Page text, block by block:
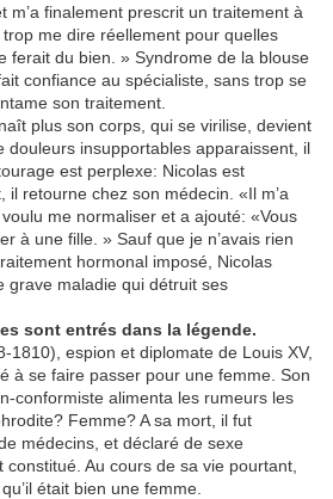
m’a finalement prescrit un traitement à
me dire réellement pour quelles
ferait du bien. » Syndrome de la blouse
confiance au spécialiste, sans trop se
son traitement.
plus son corps, qui se virilise, devient
douleurs insupportables apparaissent, il
est perplexe: Nicolas est
il retourne chez son médecin. «Il m’a
me normaliser et a ajouté: «Vous
à une fille. » Sauf que je n’avais rien
hormonal imposé, Nicolas
grave maladie qui détruit ses
sont entrés dans la légende.
1810), espion et diplomate de Louis XV,
à se faire passer pour une femme. Son
conformiste alimenta les rumeurs les
Femme? A sa mort, il fut
médecins, et déclaré de sexe
Au cours de sa vie pourtant,
était bien une femme.